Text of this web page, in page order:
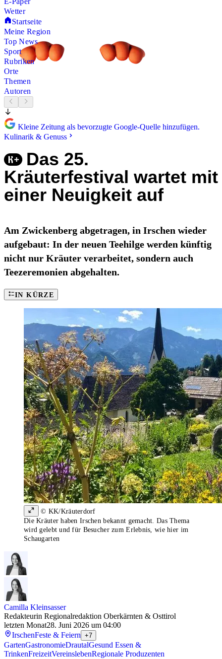
Wetter
Startseite
Meine Region
Top News
Sport
Rubriken
Orte
Themen
Autoren
Kleine Zeitung als bevorzugte Google-Quelle hinzufügen.
Kulinarik & Genuss
Das 25.
Kräuterfestival wartet mit
einer Neuigkeit auf
Am Zwickenberg abgetragen, in Irschen wieder
aufgebaut: In der neuen Teehilge werden künftig
nicht nur Kräuter verarbeitet, sondern auch
Teezeremonien abgehalten.
IN KÜRZE
© KK/Kräuterdorf
Die Kräuter haben Irschen bekannt gemacht. Das Thema
wird gelebt und für Besucher zum Erlebnis, wie hier im
Schaugarten
Camilla Kleinsasser
Redakteurin Regionalredaktion Oberkärnten & Osttirol
letzten Monat28. Juni 2026 um 04:00
IrschenFeste & Feiern +7
GartenGastronomieDrautalGesund Essen &
TrinkenFreizeitVereinslebenRegionale Produzenten